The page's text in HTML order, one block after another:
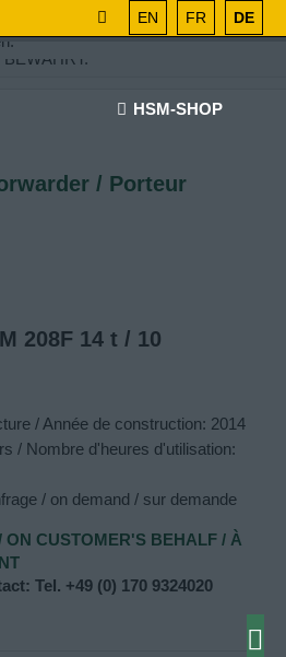
EN FR DE
HSM-SHOP
/ Porteur
208F 14 t / 10
/ Année de construction: 2014
/ Nombre d'heures d'utilisation:
/ on demand / sur demande
CUSTOMER'S BEHALF / À
Tel. +49 (0) 170 9324020